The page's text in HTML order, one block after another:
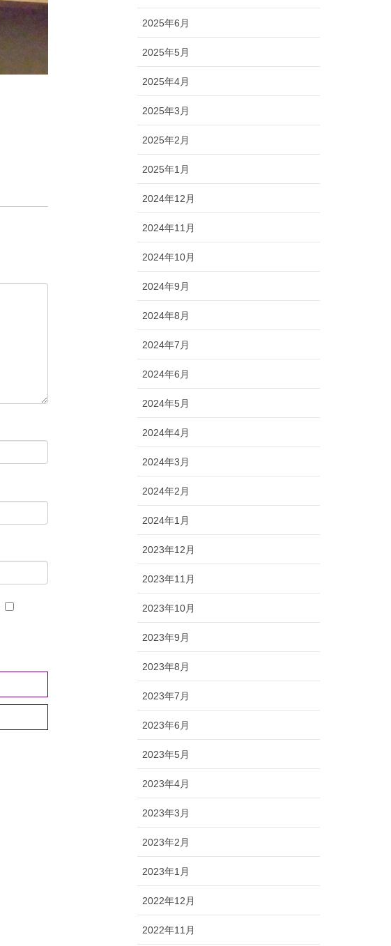
2025年6月
2025年5月
2025年4月
2025年3月
2025年2月
2025年1月
2024年12月
2024年11月
2024年10月
2024年9月
2024年8月
2024年7月
2024年6月
2024年5月
2024年4月
2024年3月
2024年2月
2024年1月
2023年12月
2023年11月
2023年10月
2023年9月
2023年8月
2023年7月
2023年6月
2023年5月
2023年4月
2023年3月
2023年2月
2023年1月
2022年12月
2022年11月